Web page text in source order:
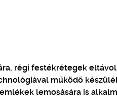
régi festékrétegek
működő
lemosására is